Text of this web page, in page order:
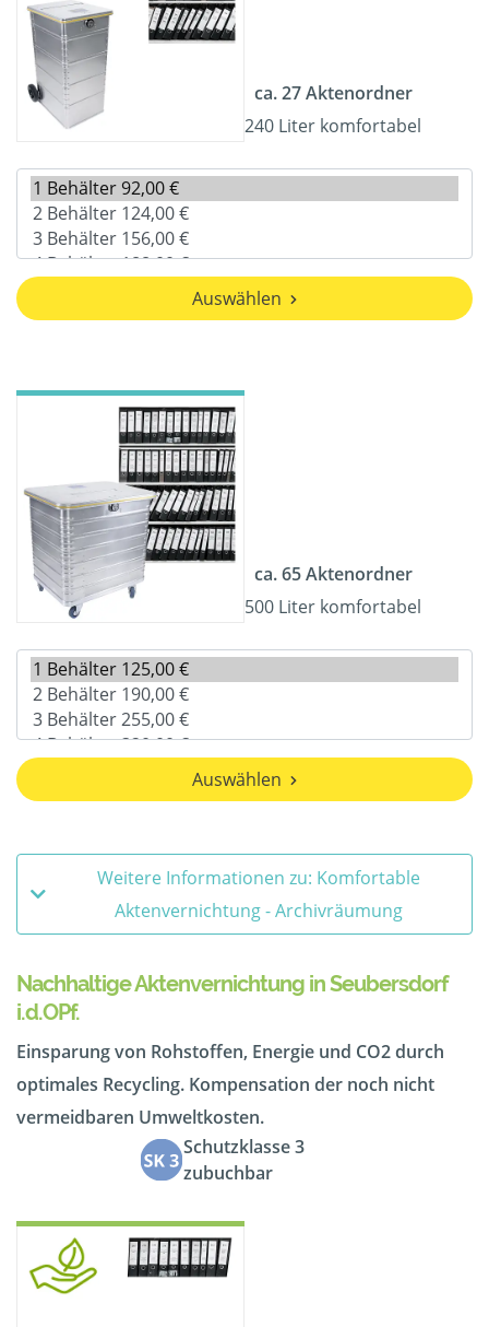
ca. 27 Aktenordner
240 Liter komfortabel
Auswählen
ca. 65 Aktenordner
500 Liter komfortabel
Auswählen
Weitere Informationen zu: Komfortable
Aktenvernichtung - Archivräumung
Nachhaltige Aktenvernichtung in Seubersdorf
i.d.OPf.
Einsparung von Rohstoffen, Energie und CO2 durch
optimales Recycling. Kompensation der noch nicht
vermeidbaren Umweltkosten.
Schutzklasse 3
zubuchbar